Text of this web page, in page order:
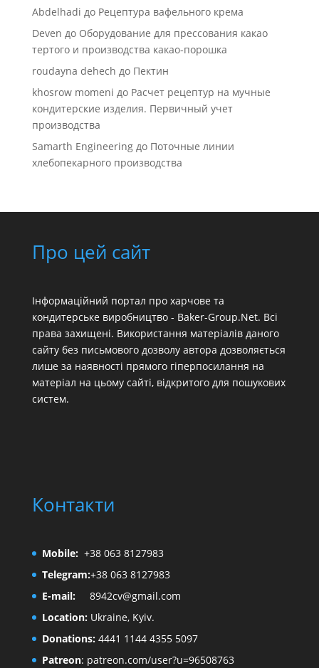
Abdelhadi до Рецептура вафельного крема
Deven до Оборудование для прессования какао
тертого и производства какао-порошка
roudayna dehech до Пектин
khosrow momeni до Расчет рецептур на мучные
кондитерские изделия. Первичный учет
производства
Samarth Engineeringдо Поточные линии
хлебопекарного производства
Про цей сайт
Інформаційний портал про харчове та
кондитерське виробництво - Baker-Group.Net. Всі
права захищені. Використання матеріалів даного
сайту без письмового дозволу автора дозволяється
лише за наявності прямого гіперпосилання на
матеріал на цьому сайті, відкритого для пошукових
систем.
Контакти
Mobile: +38 063 8127983
Telegram:+38 063 8127983
E-mail:
8942cv@gmail.com
Location:Ukraine, Kyiv.
Donations:4441 1144 4355 5097
Patreon: patreon.com/user?u=96508763